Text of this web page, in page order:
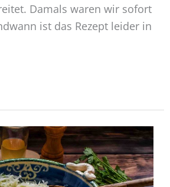
Damals waren wir sofort
ist das Rezept leider in